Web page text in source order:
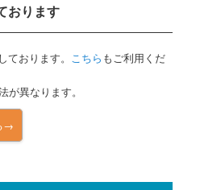
おります
おります。 こちら もご利用くだ
異なります。
→